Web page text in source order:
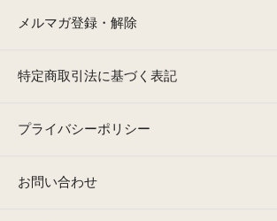
メルマガ登録・解除
特定商取引法に基づく表記
プライバシーポリシー
お問い合わせ